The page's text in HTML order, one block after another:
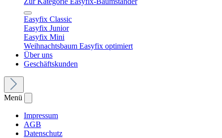
Easyfix Classic
Easyfix Junior
Easyfix Mini
Weihnachtsbaum Easyfix optimiert
Über uns
Geschäftskunden
Menü
Impressum
AGB
Datenschutz